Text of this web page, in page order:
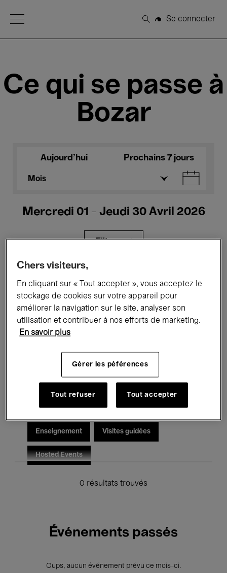
Open Menu
Rechercher
Se connecter
Ce qui se passe à
Bozar
Aujourd'hui Prochains 7 jours
Mois
Mercredi 01 - Jeudi 30 Avril 2026
Filtres
Expositions Films Performances
Rencontres & Débats Jazz
Musique électronique
Pour tous Kids’ Palace
Enseignement Visites guidées
Hosted Events
0 résultats trouvés
Événements passés
Oups, aucun événement prévu ce mois-ci.
Chers visiteurs,
En cliquant sur « Tout accepter », vous acceptez le
stockage de cookies sur votre appareil pour
améliorer la navigation sur le site, analyser son
utilisation et contribuer à nos efforts de marketing.
En savoir plus
Gérer les péférences
Tout refuser Tout accepter